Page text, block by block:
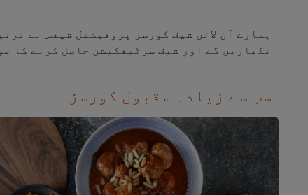
ہمارے آن لائن شیف کورسز پروفیشنل شیفس نے
نکھاریں گے اور شیف سرٹیفکیشن حاصل کرنے کا
سب سے زیادہ مقبول کورسز